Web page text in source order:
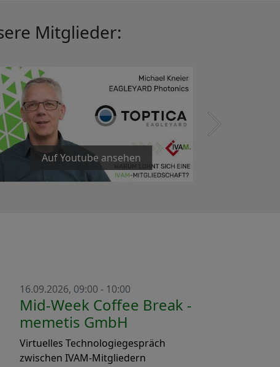
Mitglieder:
Auf Youtube ansehen
16.09.2026, 09:00 - 10:00
Mid-Week Coffee Break -
memetis GmbH
Virtuelles Technologiegespräch
zwischen IVAM-Mitgliedern